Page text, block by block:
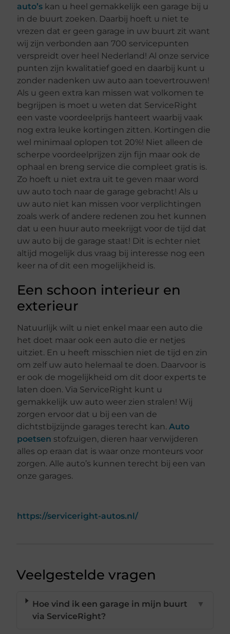
auto’s kan u heel gemakkelijk een garage bij u
in de buurt zoeken. Daarbij hoeft u niet te
vrezen dat er geen garage in uw buurt zit want
wij zijn verbonden aan 700 servicepunten
verspreidt over heel Nederland! Al onze service
punten zijn kwalitatief goed en daarbij kunt u
zonder nadenken uw auto aan toevertrouwen!
Als u geen extra kan missen wat volkomen te
begrijpen is moet u weten dat ServiceRight
een vaste voordeelprijs hanteert waarbij vaak
nog extra leuke kortingen zitten. Kortingen die
wel minimaal oplopen tot 20%! Niet alleen de
scherpe voordeelprijzen zijn fijn maar ook de
ophaal en breng service die compleet gratis is.
Zo hoeft u niet extra uit te geven maar word
uw auto toch naar de garage gebracht! Als u
uw auto niet kan missen voor verplichtingen
zoals werk of andere redenen zou het kunnen
dat u een huur auto meekrijgt voor de tijd dat
uw auto bij de garage staat! Dit is echter niet
altijd mogelijk dus vraag bij interesse nog een
keer na of dit een mogelijkheid is.
Een schoon interieur en
exterieur
Natuurlijk wilt u niet enkel maar een auto die
het doet maar ook een auto die er netjes
uitziet. En u heeft misschien niet de tijd en zin
om zelf uw auto helemaal te doen. Daarvoor is
er ook de mogelijkheid om dit door experts te
laten doen. Via ServiceRight kunt u
gemakkelijk uw auto weer zien stralen! Wij
zorgen ervoor dat u bij een van de
dichtstbijzijnde garages terecht kan.Auto
poetsen stofzuigen, dieren haar verwijderen
alles op eraan dat is waar onze monteurs voor
zorgen. Alle auto’s kunnen terecht bij een van
onze garages.
https://serviceright-autos.nl/
Veelgestelde vragen
Hoe vind ik een garage in mijn buurt
via ServiceRight?
▼